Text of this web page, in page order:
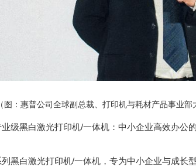
（图：惠普公司全球副总裁、打印机与耗材产品事业部
级黑白激光打印机/一体机：中小企业高效办公
黑白激光打印机/一体机，专为中小企业与成长